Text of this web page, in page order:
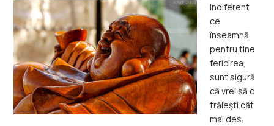
Indiferent
ce
înseamnă
pentru tine
fericirea,
sunt sigură
că vrei să o
trăieşti cât
mai des.